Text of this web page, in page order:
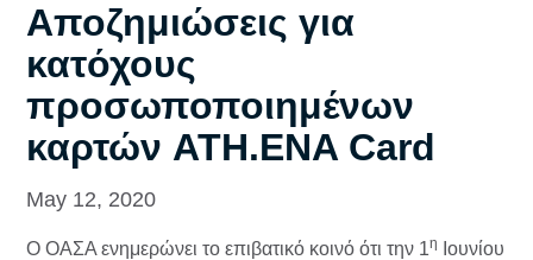
Αποζημιώσεις για
κατόχους
προσωποποιημένων
καρτών ATH.ENA Card
May 12, 2020
O ΟΑΣΑ ενημερώνει το επιβατικό κοινό ότι την 1η
Ιουνίου